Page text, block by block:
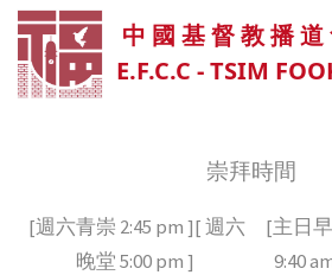
中 國 基 督 教 播 道
E.F.C.C - TSIM
崇拜時間
[週六青崇 2:45 pm ][ 週六
晚堂 5:00 pm ]
[主日
9:40